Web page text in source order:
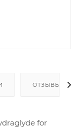
ОТЗЫВЫ
for